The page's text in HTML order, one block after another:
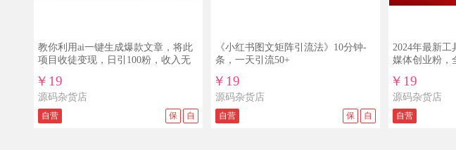
教你利用ai一键生成爆款文章，将此
项目收徒变现，日引100粉，收入无
￥19
源码杂货店
自营 自
保
《小红书图文矩阵引流法》10分钟-
条，一天引流50+
￥19
源码杂货店
自营 自
保
2024年最新工
媒体创业粉，
￥19
源码杂货店
自营